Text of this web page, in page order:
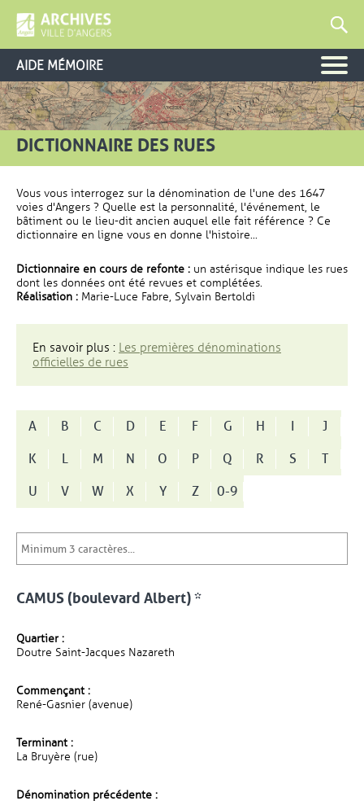
AIDE MÉMOIRE
DICTIONNAIRE DES RUES
Vous vous interrogez sur la dénomination de l'une des 1647
voies d'Angers ? Quelle est la personnalité, l'événement, le
bâtiment ou le lieu-dit ancien auquel elle fait référence ? Ce
dictionnaire en ligne vous en donne l'histoire...
Dictionnaire en cours de refonte : un astérisque indique les rues
dont les données ont été revues et complétées.
Réalisation : Marie-Luce Fabre, Sylvain Bertoldi
En savoir plus : Les premières dénominations
officielles de rues
A B C D E F G H I
J
K
L M N O P Q R S
T
U
V W X Y Z 0-9
CAMUS (boulevard Albert) *
Quartier :
Doutre Saint-Jacques Nazareth
Commençant :
René-Gasnier (avenue)
Terminant :
La Bruyère (rue)
Dénomination précédente :